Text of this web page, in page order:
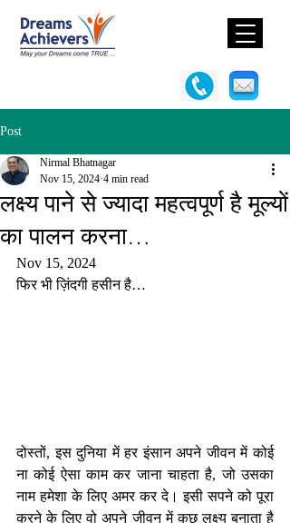
Post
लक्ष्य पाने से ज्यादा महत्वपूर्ण है मूल्यों
का पालन करना…
Nirmal Bhatnagar
Nov 15, 2024 4 min read
Nov 15, 2024
फिर भी ज़िंदगी हसीन है…
दोस्तों, इस दुनिया में हर इंसान अपने जीवन में कोई
ना कोई ऐसा काम कर जाना चाहता है, जो उसका
नाम हमेशा के लिए अमर कर दे। इसी सपने को पूरा
करने के लिए वो अपने जीवन में कुछ लक्ष्य बनाता है